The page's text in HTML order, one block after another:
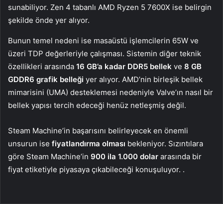
sunabiliyor. Zen 4 tabanlı AMD Ryzen 5 7600X ise belirgin
şekilde önde yer alıyor.
Bunun temel nedeni ise masaüstü işlemcilerin 65W ve
üzeri TDP değerleriyle çalışması. Sistemin diğer teknik
özellikleri arasında 16 GB’a kadar DDR5 bellek ve 8 GB
GDDR6 grafik belleği yer alıyor. AMD’nin birleşik bellek
mimarisini (UMA) desteklemesi nedeniyle Valve’ın nasıl bir
bellek yapısı tercih edeceği henüz netleşmiş değil.
Steam Machine’in başarısını belirleyecek en önemli
unsurun ise fiyatlandırma olması bekleniyor. Sızıntılara
göre Steam Machine’in 900 ila 1.000 dolar arasında bir
fiyat etiketiyle piyasaya çıkabileceği konuşuluyor. .